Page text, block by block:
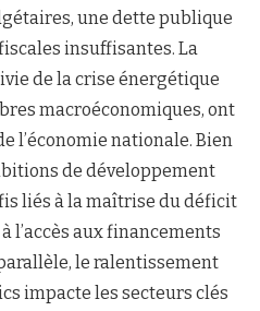
une dette publique
insuffisantes. La
de la crise énergétique
macroéconomiques, ont
l’économie nationale. Bien
de développement
liés à la maîtrise du déficit
l’accès aux financements
le ralentissement
impacte les secteurs clés